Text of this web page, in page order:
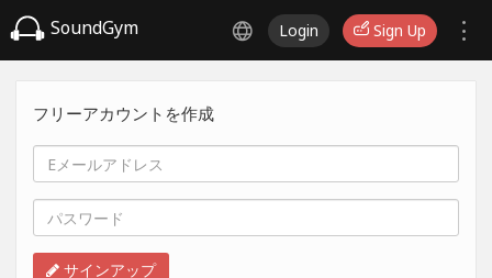
SoundGym Login Sign Up
フリーアカウントを作成
サインアップ